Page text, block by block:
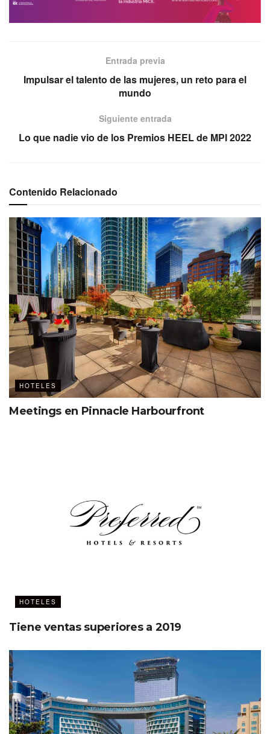
Entrada previa
Impulsar el talento de las mujeres, un reto para el
mundo
Siguiente entrada
Lo que nadie vio de los Premios HEEL de MPI 2022
Contenido Relacionado
HOTELES
Meetings en Pinnacle Harbourfront
HOTELES
Tiene ventas superiores a 2019